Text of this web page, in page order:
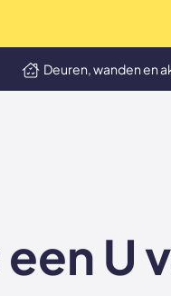
Deuren, wanden en
een U